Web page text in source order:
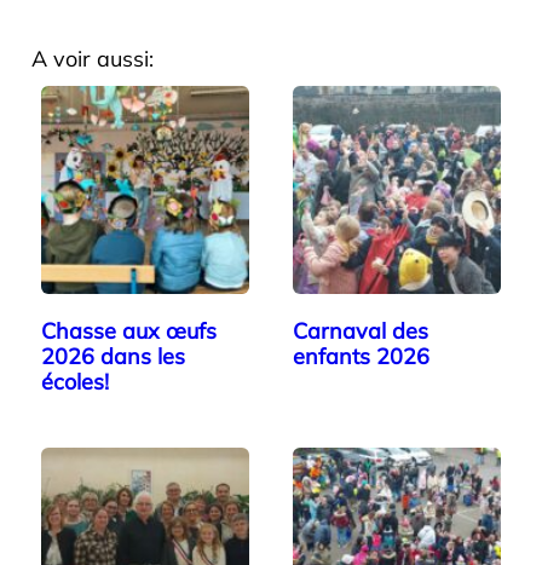
A voir aussi:
Chasse aux œufs
2026 dans les
écoles!
Carnaval des
enfants 2026